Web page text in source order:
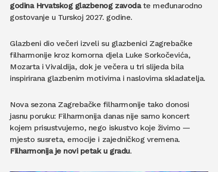
godina Hrvatskog glazbenog zavodate međunarodno
gostovanje u Turskoj 2027. godine.
Glazbeni dio večeri izveli su glazbenici Zagrebačke
filharmonije kroz komorna djela Luke Sorkočevića,
Mozarta i Vivaldija, dok je večera u tri slijeda bila
inspirirana glazbenim motivima i naslovima skladatelja.
Nova sezona Zagrebačke filharmonije tako donosi
jasnu poruku: Filharmonija danas nije samo koncert
kojem prisustvujemo, nego iskustvo koje živimo —
mjesto susreta, emocije i zajedničkog vremena.
Filharmonija je novi petak u gradu.